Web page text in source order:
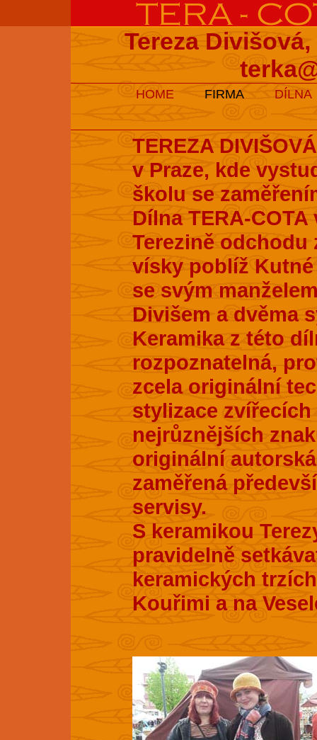
Tereza
HOME FIRMA DÍLNA
TEREZA
v Praze, kde
školu se
Dílna TERA-
Terezině odchodu
vísky poblíž Kutné
se svým
Divišem a dvěma
Keramika z této
rozpoznatelná,
zcela originální
stylizace
nejrůznějších
originální
zaměřená
servisy.
S keramikou
pravidelně
keramických
Kouřimi a na